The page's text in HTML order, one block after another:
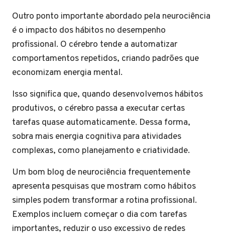
Outro ponto importante abordado pela neurociência
é o impacto dos hábitos no desempenho
profissional. O cérebro tende a automatizar
comportamentos repetidos, criando padrões que
economizam energia mental.
Isso significa que, quando desenvolvemos hábitos
produtivos, o cérebro passa a executar certas
tarefas quase automaticamente. Dessa forma,
sobra mais energia cognitiva para atividades
complexas, como planejamento e criatividade.
Um bom blog de neurociência frequentemente
apresenta pesquisas que mostram como hábitos
simples podem transformar a rotina profissional.
Exemplos incluem começar o dia com tarefas
importantes, reduzir o uso excessivo de redes